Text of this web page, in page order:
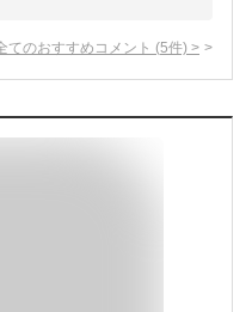
てのおすすめコメント (5件) >